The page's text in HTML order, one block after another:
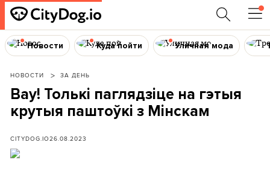
Новости Куда пойти Уличная мода
НОВОСТИ ЗА ДЕНЬ
Вау! Толькі паглядзіце на гэтыя
крутыя паштоўкі з Мінскам
CITYDOG.IO26.08.2023